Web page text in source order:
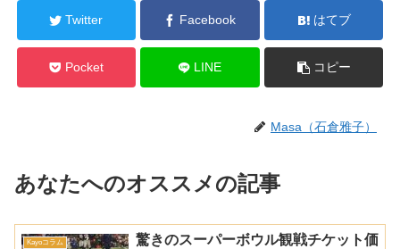
Twitter Facebook はてブ
Pocket LINE コピー
Masa（石倉雅子）
あなたへのオススメの記事
Kayoコラム
驚きのスーパーボウル観戦チケット価